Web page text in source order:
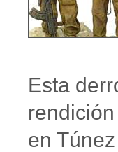
Esta
en